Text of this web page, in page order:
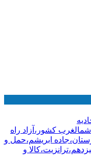
شمالغرب کشور،آزاد راه
ابریشم،حمل و
و